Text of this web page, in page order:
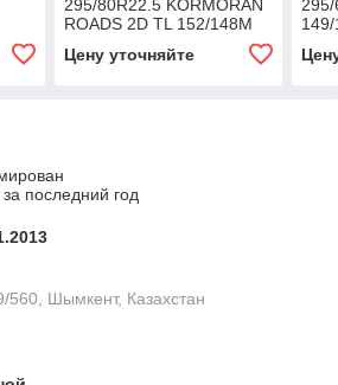
295/80R22.5 KORMORAN
ROADS 2D TL 152/148M
Цену уточняйте
295/
последний год
560, Шымкент, Казахстан